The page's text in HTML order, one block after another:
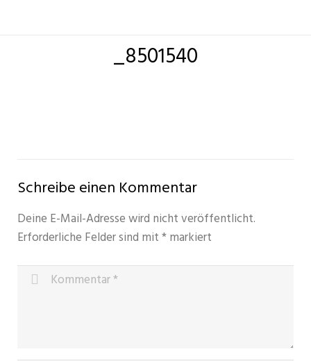
_8501540
Schreibe einen Kommentar
Deine E-Mail-Adresse wird nicht veröffentlicht.
Erforderliche Felder sind mit*markiert